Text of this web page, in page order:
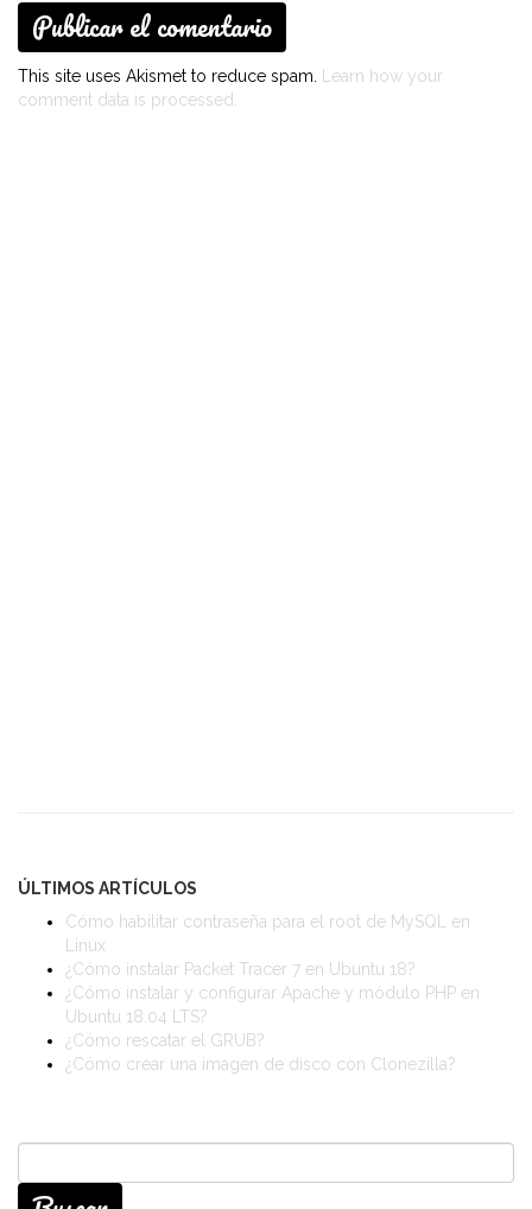
This site uses Akismet to reduce spam. Learn how your
comment data is processed.
ÚLTIMOS ARTÍCULOS
Cómo habilitar contraseña para el root de MySQL en
Linux
¿Cómo instalar Packet Tracer 7 en Ubuntu 18?
¿Cómo instalar y configurar Apache y módulo PHP en
Ubuntu 18.04 LTS?
¿Cómo rescatar el GRUB?
¿Cómo crear una imagen de disco con Clonezilla?